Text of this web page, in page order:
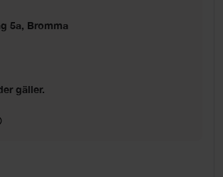
5a, Bromma
gäller.